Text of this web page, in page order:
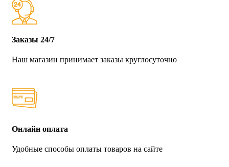
Заказы 24/7
Наш магазин принимает заказы круглосуточно
Онлайн оплата
Удобные способы оплаты товаров на сайте